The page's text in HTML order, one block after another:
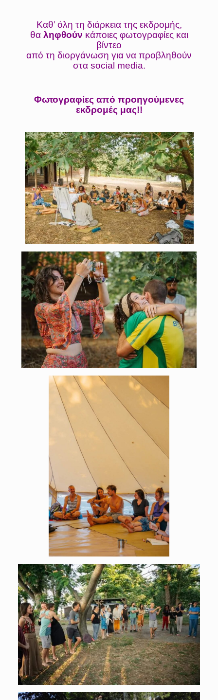
Καθ’ όλη τη διάρκεια της εκδρομής,
θα ληφθούν κάποιες φωτογραφίες και
βίντεο
από τη διοργάνωση για να προβληθούν
στα social media.
Φωτογραφίες από προηγούμενες
εκδρομές μας!!